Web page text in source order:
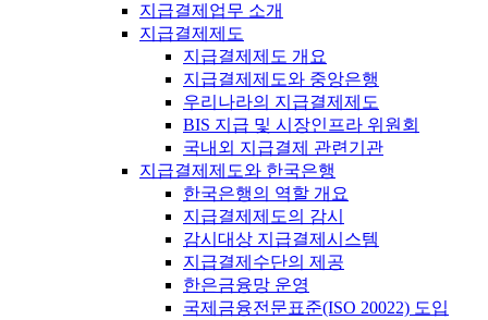
지급결제업무 소개
지급결제제도
지급결제제도 개요
지급결제제도와 중앙은행
우리나라의 지급결제제도
BIS 지급 및 시장인프라 위원회
국내외 지급결제 관련기관
지급결제제도와 한국은행
한국은행의 역할 개요
지급결제제도의 감시
감시대상 지급결제시스템
지급결제수단의 제공
한은금융망 운영
국제금융전문표준(ISO 20022) 도입